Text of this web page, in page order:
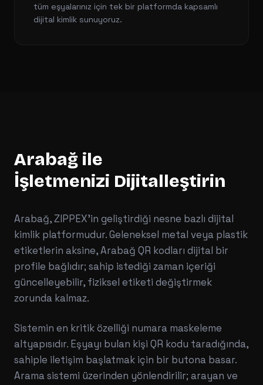
tüm eşyalarınız için tek bir platformda kapsamlı
dijital kimlik sunuyoruz.
Arabağ ile
İşletmenizi Dijitalleştirin
Arabağ, ZIPPEX'in geliştirdiği nesne bazlı dijital
kimlik platformudur. Geleneksel metal veya plastik
etiketlerin aksine, Arabağ QR kodları dijital bir
profile bağlıdır; sahip istediği zaman içeriği
güncelleyebilir, fiziksel etiketi değiştirmek
zorunda kalmaz.
Sistemin en kritik özelliği numara maskeleme
altyapısıdır. Eşyayı bulan kişi QR kodu taradığında,
sahiple iletişim başlatmak için bir butona basar.
Arama sistemi üzerinden yönlendirilir; arayan ve